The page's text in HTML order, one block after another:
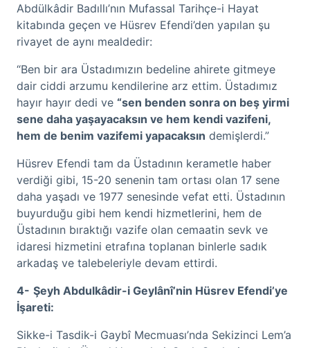
Abdülkâdir Badıllı’nın Mufassal Tarihçe-i Hayat
kitabında geçen ve Hüsrev Efendi’den yapılan şu
rivayet de aynı mealdedir:
“Ben bir ara Üstadımızın bedeline ahirete gitmeye
dair ciddi arzumu kendilerine arz ettim. Üstadımız
hayır hayır dedi ve “sen benden sonra on beş yirmi
sene daha yaşayacaksın ve hem kendi vazifeni,
hem de benim vazifemi yapacaksın demişlerdi.”
Hüsrev Efendi tam da Üstadının kerametle haber
verdiği gibi, 15-20 senenin tam ortası olan 17 sene
daha yaşadı ve 1977 senesinde vefat etti. Üstadının
buyurduğu gibi hem kendi hizmetlerini, hem de
Üstadının bıraktığı vazife olan cemaatin sevk ve
idaresi hizmetini etrafına toplanan binlerle sadık
arkadaş ve talebeleriyle devam ettirdi.
4- Şeyh Abdulkâdir-i Geylânî’nin Hüsrev Efendi’ye
İşareti:
Sikke-i Tasdik-i Gaybî Mecmuası’nda Sekizinci Lem’a